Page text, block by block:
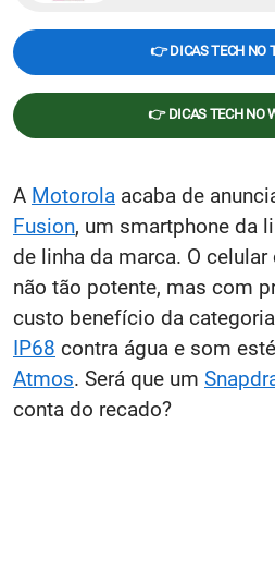
👉 DICAS TECH NO
👉 DICAS TECH NO
A Motorola acaba de
Fusion, um smartphone da
de linha da marca. O
não tão potente, mas com
custo benefício da
IP68 contra água e som
Atmos. Será que um
conta do recado?